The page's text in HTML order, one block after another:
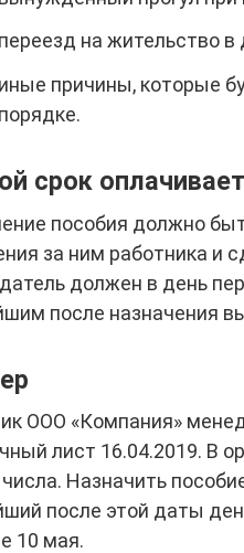
переезд на жительство в
иные причины, которые
порядке.
срок
пособия должно
за ним работника и
должен в день
после назначения
ООО «Компания»
лист 16.04.2019. В
числа. Назначить
после этой даты
10 мая.